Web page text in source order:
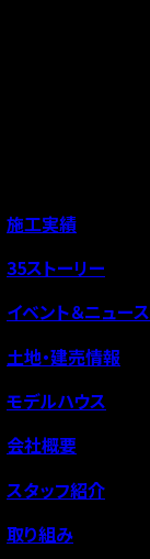
施工実績
35ストーリー
イベント＆ニュース
土地・建売情報
モデルハウス
会社概要
スタッフ紹介
取り組み